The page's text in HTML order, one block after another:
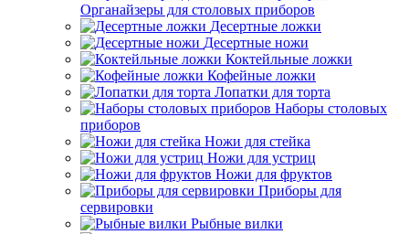
Органайзеры для столовых приборов
Десертные ложки
Десертные ножи
Коктейльные ложки
Кофейные ложки
Лопатки для торта
Наборы столовых
приборов
Ножи для стейка
Ножи для устриц
Ножи для фруктов
Приборы для
сервировки
Рыбные вилки